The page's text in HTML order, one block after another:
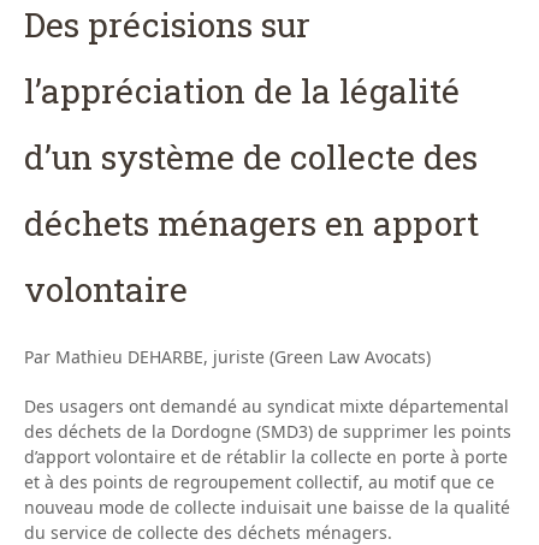
Des précisions sur
l’appréciation de la légalité
d’un système de collecte des
déchets ménagers en apport
volontaire
Par Mathieu DEHARBE, juriste (Green Law Avocats)
Des usagers ont demandé au syndicat mixte départemental
des déchets de la Dordogne (SMD3) de supprimer les points
d’apport volontaire et de rétablir la collecte en porte à porte
et à des points de regroupement collectif, au motif que ce
nouveau mode de collecte induisait une baisse de la qualité
du service de collecte des déchets ménagers.